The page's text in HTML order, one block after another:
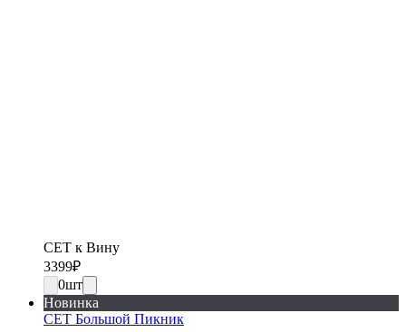
СЕТ к Вину
3399₽
0шт
Новинка
СЕТ Большой Пикник